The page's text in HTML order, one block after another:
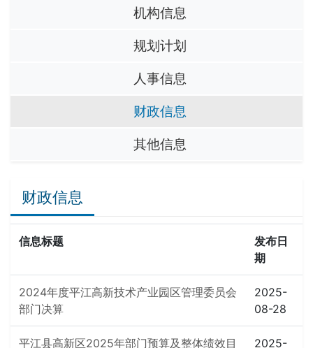
机构信息
规划计划
人事信息
财政信息
其他信息
财政信息
信息标题
发布日
期
2024年度平江高新技术产业园区管理委员会
部门决算
2025-
08-28
平江县高新区2025年部门预算及整体绩效目
2025-